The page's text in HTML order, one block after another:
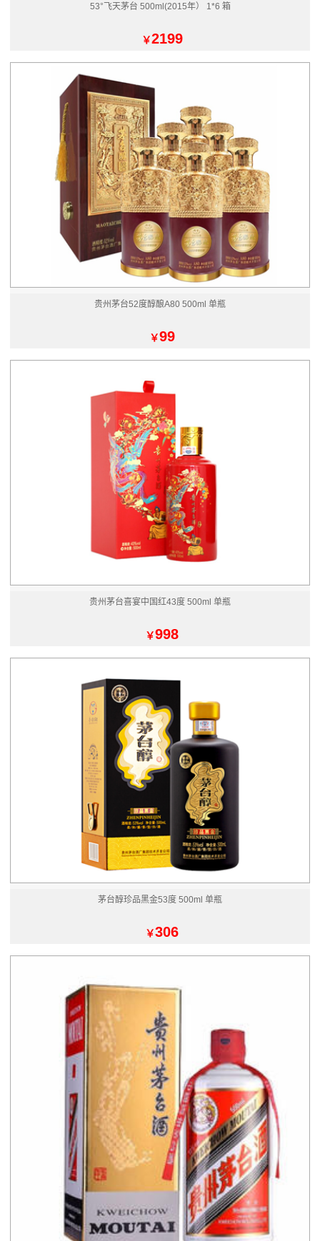
53°飞天茅台 500ml(2015年） 1*6 箱
￥2199
贵州茅台52度醇酿A80 500ml 单瓶
￥99
贵州茅台喜宴中国红43度 500ml 单瓶
￥998
茅台醇珍品黑金53度 500ml 单瓶
￥306